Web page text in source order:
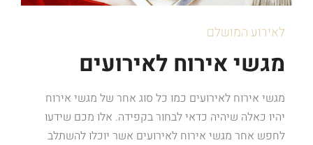
לאירוע המושלם
מגשי אירוח לאירועים
מגשי אירוח לאירועים כמו כל סוג אחר של מגשי אירוח
יהיו כאלה שיהיה כדאי לבחור בקפידה. אלו מכם שידעו
לחפש אחר מגשי אירוח לאירועים אשר יוכלו להשתלב